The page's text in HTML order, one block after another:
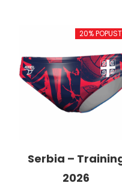
20%
Serbia –
2026